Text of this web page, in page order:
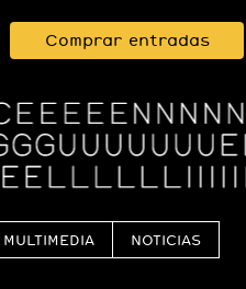
Comprar entradas
MULTIMEDIA NOTICIAS